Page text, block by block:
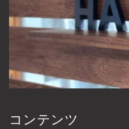
コンテンツ